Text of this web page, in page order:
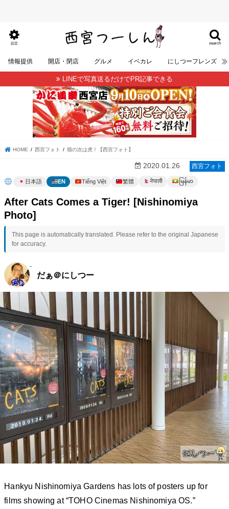
search
設定
情報提供 開店・閉店 グルメ イベカレ にしつーフレンズ
LINEで写真送るだけでPR記事できる
HOME 西宮フォト 猫の次は虎！【西宮フォト】
西宮フォト
2020.01.26
日本語 EN Tiếng Việt 繁體 नेपाली မြန်မာ
After Cats Comes a Tiger! [Nishinomiya
Photo]
This page is automatically translated. Please refer to the original Japanese
for accuracy.
だぁ＠にしつー
Hankyu Nishinomiya Gardens has lots of posters up for
films showing at “TOHO Cinemas Nishinomiya OS.”